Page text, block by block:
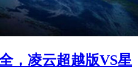
，凌云超越版VS星